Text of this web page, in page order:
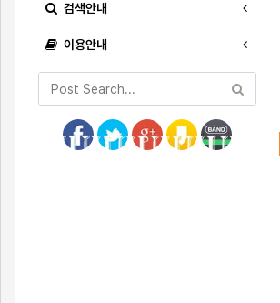
검색안내
이용안내